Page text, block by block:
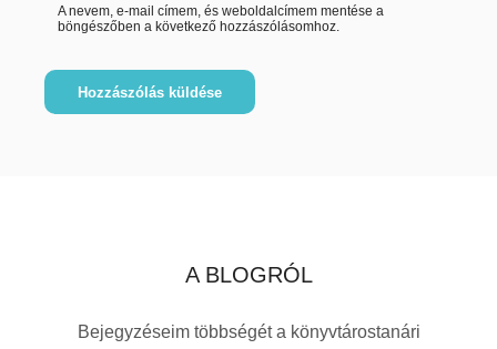
A nevem, e-mail címem, és weboldalcímem mentése a
böngészőben a következő hozzászólásomhoz.
A BLOGRÓL
Bejegyzéseim többségét a könyvtárostanári